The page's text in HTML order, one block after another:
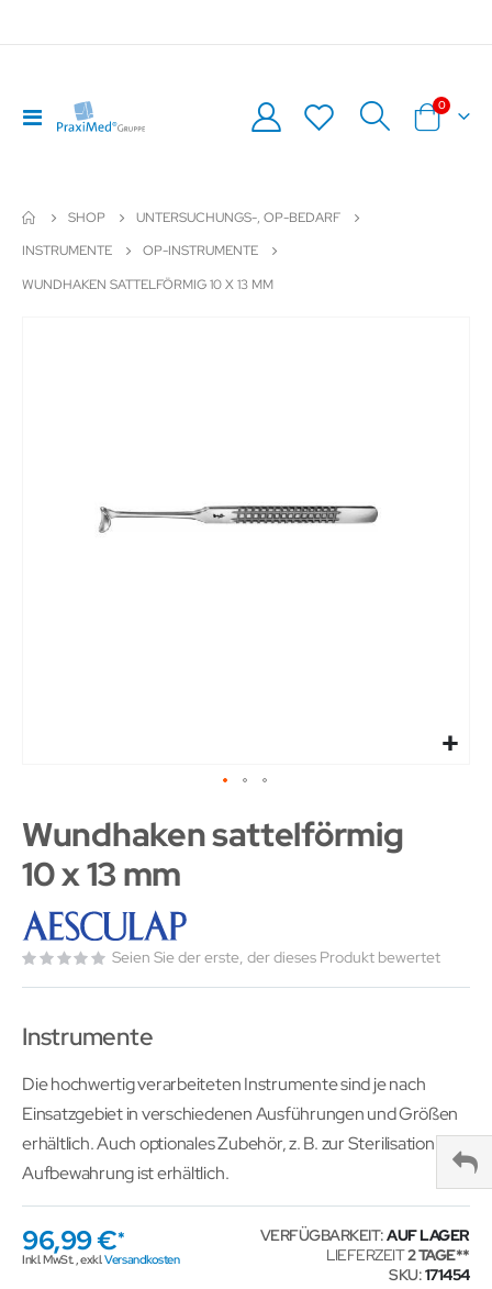
Navigation
umschalten
Warenkorb
0Artikel
SHOP
UNTERSUCHUNGS-, OP-BEDARF
INSTRUMENTE
OP-INSTRUMENTE
WUNDHAKEN SATTELFÖRMIG 10 X 13 MM
Wundhaken sattelförmig
10 x 13 mm
Seien Sie der erste, der dieses Produkt bewertet
Instrumente
Die hochwertig verarbeiteten Instrumente sind je nach
Einsatzgebiet in verschiedenen Ausführungen und Größen
erhältlich. Auch optionales Zubehör, z. B. zur Sterilisation und
Aufbewahrung ist erhältlich.
96,99 €
Inkl. MwSt.,exkl.Versandkosten
VERFÜGBARKEIT:AUF LAGER
LIEFERZEIT2 TAGE
SKU 171454